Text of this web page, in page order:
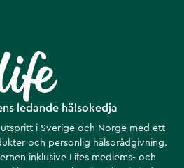
ledande hälsokedja
utspritt i Sverige och Norge med ett
och personlig hälsorådgivning.
inklusive Lifes medlems- och